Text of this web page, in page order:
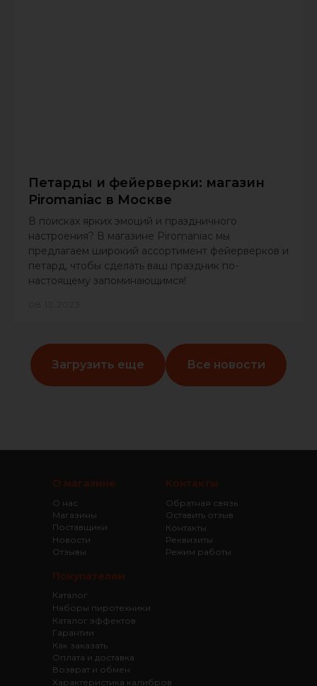
Петарды и фейерверки: магазин
Piromaniac в Москве
В поисках ярких эмоций и праздничного
настроения? В магазине Piromaniac мы
предлагаем широкий ассортимент фейерверков и
петард, чтобы сделать ваш праздник по-
настоящему запоминающимся!
Загрузить еще Все новости
Покупателям
Каталог эффектов
Гарантии
Как заказать
Оплата и доставка
Возврат и обмен
О магазине
О нас
Магазины
Поставщики
Новости
Отзывы
Каталог
Наборы пиротехники
Характеристика калибров
Контакты
Обратная связь
Оставить отзыв
Контакты
Реквизиты
Режим работы